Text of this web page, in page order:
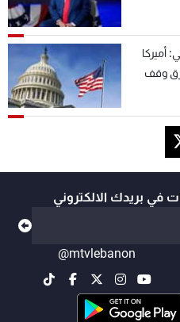
أميركا
وقف
في بريدك الالكتروني
@mtvlebanon